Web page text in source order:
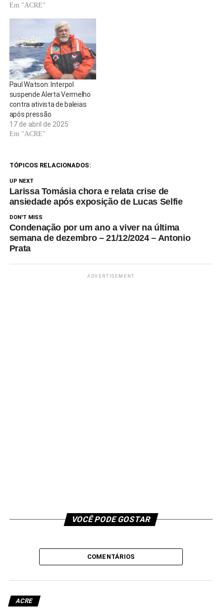
Em "ACRE"
Paul Watson: Interpol
suspende Alerta Vermelho
contra ativista de baleias
após pressão
17 de abril de 2025
Em "ACRE"
TÓPICOS RELACIONADOS:
UP NEXT
Larissa Tomásia chora e relata crise de
ansiedade após exposição de Lucas Selfie
DON'T MISS
Condenação por um ano a viver na última
semana de dezembro – 21/12/2024 – Antonio
Prata
ADVERTISEMENT
VOCÊ PODE GOSTAR
COMENTÁRIOS
ACRE